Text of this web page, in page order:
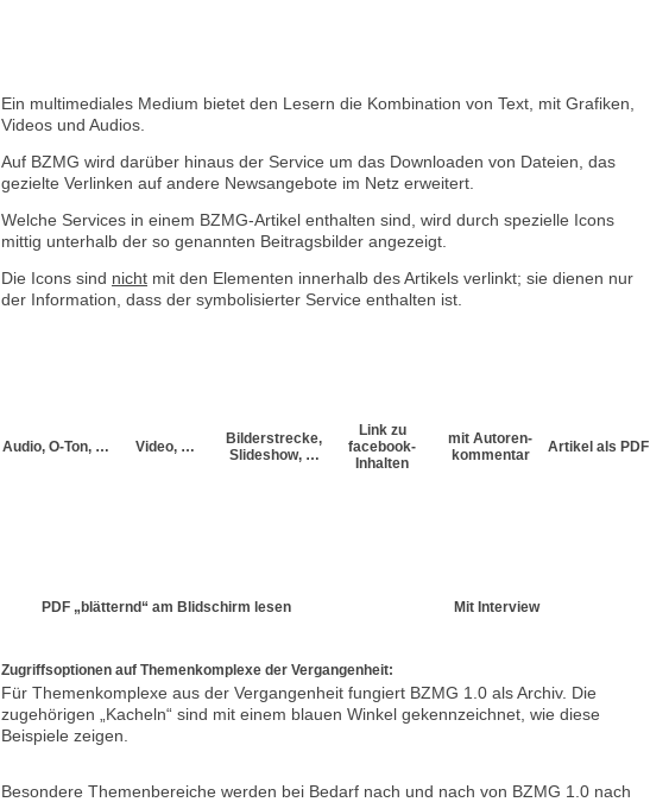
Ein multimediales Medium bietet den Lesern die Kombination von Text, mit Grafiken,
Videos und Audios.
Auf BZMG wird darüber hinaus der Service um das Downloaden von Dateien, das
gezielte Verlinken auf andere Newsangebote im Netz erweitert.
Welche Services in einem BZMG-Artikel enthalten sind, wird durch spezielle Icons
mittig unterhalb der so genannten Beitragsbilder angezeigt.
Die Icons sind nicht mit den Elementen innerhalb des Artikels verlinkt; sie dienen nur
der Information, dass der symbolisierter Service enthalten ist.
Audio, O-Ton, … Video, …
Bilderstrecke,
Slideshow, …
Link zu
facebook-
Inhalten
mit Autoren-
kommentar
Artikel als PDF
PDF „blätternd“ am Blidschirm lesen Mit Interview
Zugriffsoptionen auf Themenkomplexe der Vergangenheit:
Für Themenkomplexe aus der Vergangenheit fungiert BZMG 1.0 als Archiv. Die
zugehörigen „Kacheln“ sind mit einem blauen Winkel gekennzeichnet, wie diese
Beispiele zeigen.
Besondere Themenbereiche werden bei Bedarf nach und nach von BZMG 1.0 nach